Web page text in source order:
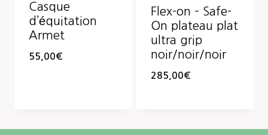
Casque
d’équitation
Armet
55,00€
Flex-on – Safe-
On plateau plat
ultra grip
noir/noir/noir
285,00€